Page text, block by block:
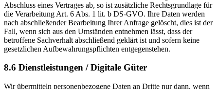
Abschluss eines Vertrages ab, so ist zusätzliche Rechtsgrundlage für
die Verarbeitung Art. 6 Abs. 1 lit. b DS-GVO. Ihre Daten werden
nach abschließender Bearbeitung Ihrer Anfrage gelöscht, dies ist der
Fall, wenn sich aus den Umständen entnehmen lässt, dass der
betroffene Sachverhalt abschließend geklärt ist und sofern keine
gesetzlichen Aufbewahrungspflichten entgegenstehen.
8.6 Dienstleistungen / Digitale Güter
Wir übermitteln personenbezogene Daten an Dritte nur dann, wenn